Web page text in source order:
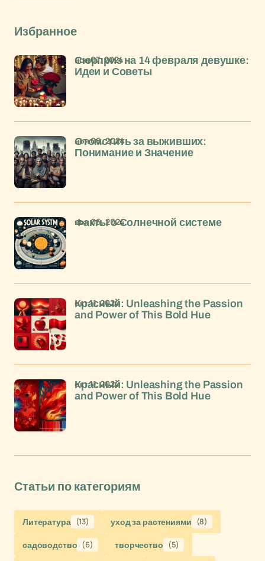
Избранное
Сюрприз на 14 февраля девушке:
Идеи и Советы
ноя 07, 2024
Отомстить за выживших:
Понимание и Значение
ноя 06, 2024
Факты о Солнечной системе
ноя 06, 2024
Красный: Unleashing the Passion
and Power of This Bold Hue
окт 11, 2024
Красный: Unleashing the Passion
and Power of This Bold Hue
окт 11, 2024
Статьи по категориям
Литература (13) уход за растениями (8)
садоводство (6) творчество (5)